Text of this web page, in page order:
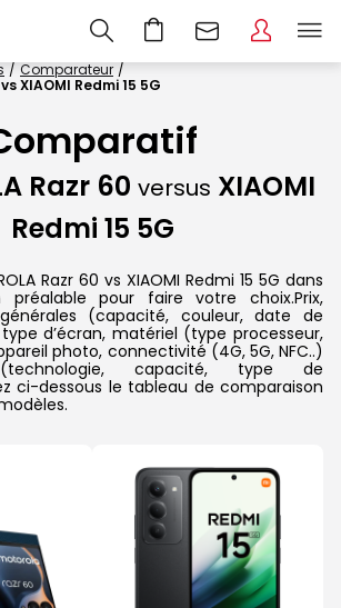
Comparateur
XIAOMI Redmi 15 5G
Razr 60 versus XIAOMI
Redmi 15 5G
Razr 60 vs XIAOMI Redmi 15 5G dans
pour faire votre choix.Prix,
(capacité, couleur, date de
d’écran, matériel (type processeur,
photo, connectivité (4G, 5G, NFC..)
capacité, type de
ci-dessous le tableau de comparaison